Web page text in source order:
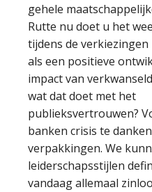
gehele
Rutte nu doet u het
tijdens de
als een positieve
impact van
wat dat doet met het
publieksvertrouwen?
banken crisis te
verpakkingen. We
leiderschapsstijlen
vandaag allemaal